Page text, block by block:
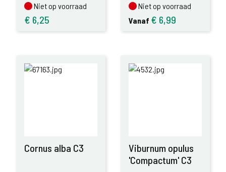
Niet op voorraad
Niet op voorraad
€ 6,25
Niet op voorraad
Niet op voorraad
Vanaf € 6,99
Cornus alba C3
Viburnum opulus
'Compactum' C3